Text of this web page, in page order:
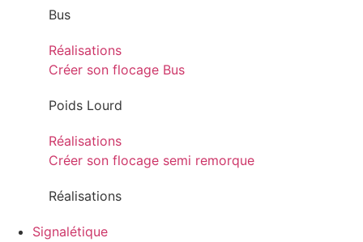
Bus
Réalisations
Créer son flocage Bus
Poids Lourd
Réalisations
Créer son flocage semi remorque
Réalisations
Signalétique